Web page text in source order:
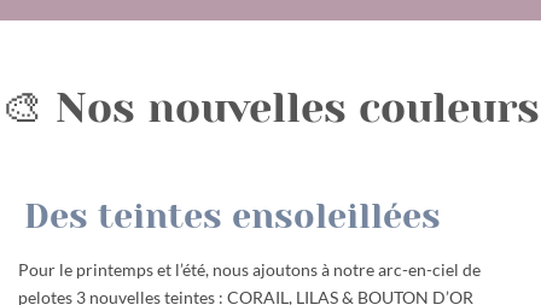
🎨 Nos nouvelles couleurs
Des teintes ensoleillées
Pour le printemps et l’été, nous ajoutons à notre arc-en-ciel de
pelotes 3 nouvelles teintes : CORAIL, LILAS & BOUTON D’OR